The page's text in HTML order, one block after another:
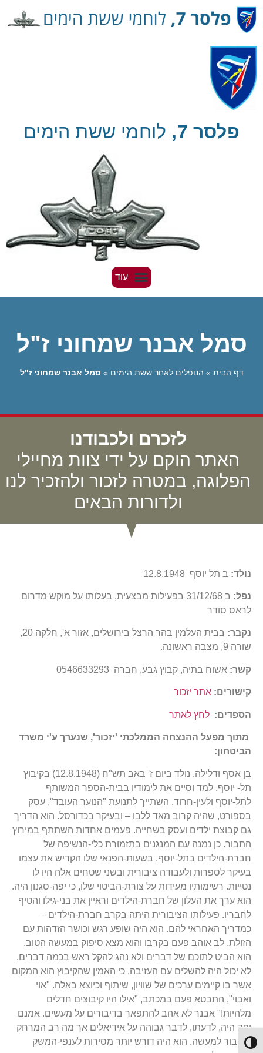
Skip
to
Content
Toggle High Contrast
פלסר 7, לוחמי ששת הימים
סמל אבנר שמחוני ז"ל
דף הבית » הנופלים לאחר ששת הימים » סמל אבנר שמחוני ז"ל
לזכרם ולכבודנו
האתר הוקם על ידי צוות מחיילי
הפלוגה, במטרה לזכור ולהזכיר לנו
ולדורות הבאים
נולד: ב תל יוסף 12.8.1948
נפל:
ב 31/12/68 בפעילות מבצעית, בעלותו על מוקש מדרום
לראס סודר
נקבר:
בבית העלמין בהר הרצל בירושלים, אזור א', חלקה 20,
שורה 9, מצבה ראשונה.
קשר: אשוח בתיה, קבוץ גבע, חברה 0546633293
קישורים: אתר יזכור
הספדים: לחץ לאתר
מתוך מפעל ההנצחה הממלכתי 'יזכור', שנערך ע'י משרד
הביטחון:
בן אסף ודלילה. נולד ביום ז' באב תש"ח (12.8.1948) בקיבוץ
תל- יוסף. למד וסיים את לימודיו בבית-הספר המשותף
לתל-יוסף ולעין-חרוד. השתייך לתנועת "הנוער העובד", עסק
בספורט, שהיה קרוב מאד ללבו – ובעיקר בכדורסל. הוא הדריך
גם קבוצת ילדים ועסק בשחייה. פעמים אחדות השתתף במירוץ
התבור. כן נמנה עם המנגנים בתזמורת כלי-הנשיפה של
חברת-הילדים בתל-יוסף. בשעות-הפנאי שלו הקדיש את עצמו
בעיקר לספרות ולעבודה ציבורית ובשני שטחים אלה היו לו
נטייות. רשימותיו מעידות על צורת-הביטוי שלו, כי יפה-סגנון היה.
הוא ערך את העלון של חברת-הילדים וראיין את בני-גילו והטיף
לחבריו. פעילותו הציבורית היתה בקרב חברת-הילדים –
כמדריך האחראי להם. הוא היה שופע רגש וכושר הזדהות עם
הזולת. לב אוהב פעם בקרבו והוא מצא סיפוק במעשה הטוב.
הוא הביט לתוכם של דברים ולא נהג להקל ראש בכמה דברים.
לא יכול היה להשלים עם העזיבה, כי האמין שהקיבוץ הוא המקום
אשר בו קיימים ערכים של שוויון, שיתוף וכיוצא באלה. "אוי
ואבוי", התבטא פעם במכתב, "אילו היו קיבוצים חדלים
מלהיות!" אבנר לא אהב להתפאר בדיבורים על מעשים. אמנם
יפה היה, לדעתו, לדבר גבוהה על אידיאלים אך מה רב המרחק
מדיבור למעשה. הוא היה דורש יותר מסירות לענפי-המשק